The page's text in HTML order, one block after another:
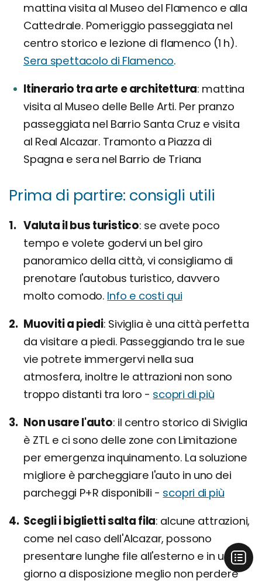
mattina visita al Museo del Flamenco e alla
Cattedrale. Pomeriggio passeggiata nel
centro storico e lezione di flamenco (1 h).
Sera spettacolo di Flamenco.
Itinerario tra arte e architettura mattina
visita al Museo delle Belle Arti. Per pranzo
passeggiata nel Barrio Santa Cruz e visita
al Real Alcazar. Tramonto a Piazza di
Spagna e sera nel Barrio de Triana
Prima di partire: consigli utili
Valuta il bus turistico se avete poco
tempo e volete godervi un bel giro
panoramico della città, vi consigliamo di
prenotare l'autobus turistico, davvero
molto comodo. Info e costi qui
Muoviti a piedi Siviglia è una città perfetta
da visitare a piedi. Passeggiando tra le sue
vie potrete immergervi nella sua
atmosfera, inoltre le attrazioni non sono
troppo distanti tra loro - scopri di più
Non usare l'auto il centro storico di Siviglia
è ZTL e ci sono delle zone con Limitazione
per emergenza inquinamento. La soluzione
migliore è parcheggiare l'auto in uno dei
parcheggi P+R disponibili - scopri di più
Scegli i biglietti salta fila alcune attrazioni,
come nel caso dell'Alcazar, possono
presentare lunghe file all'esterno e in un
giorno a disposizione meglio non perdere